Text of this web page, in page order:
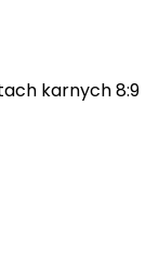
karnych 8:9